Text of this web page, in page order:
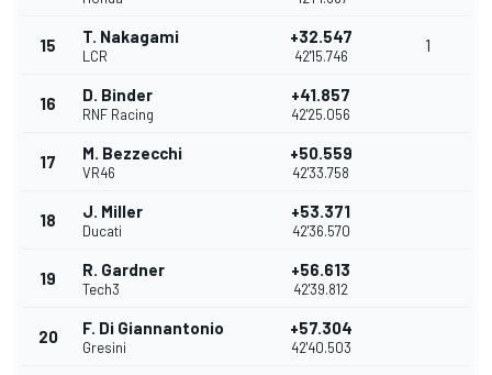
15 T. Nakagami
LCR
+32.547
42'15.746
1
16 D. Binder
RNF Racing
+41.857
42'25.056
17 M. Bezzecchi
VR46
+50.559
42'33.758
18 J. Miller
Ducati
+53.371
42'36.570
19 R. Gardner
Tech3
+56.613
42'39.812
20 F. Di Giannantonio
Gresini
+57.304
42'40.503